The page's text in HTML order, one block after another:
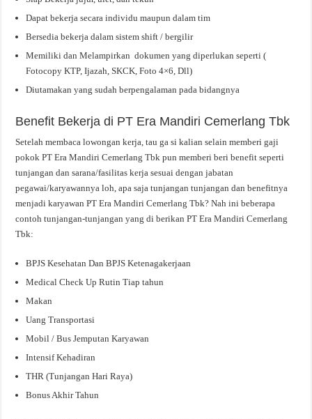
Dapat bekerja secara individu maupun dalam tim
Bersedia bekerja dalam sistem shift / bergilir
Memiliki dan Melampirkan dokumen yang diperlukan seperti (
Fotocopy KTP, Ijazah, SKCK, Foto 4×6, Dll)
Diutamakan yang sudah berpengalaman pada bidangnya
Benefit Bekerja di PT Era Mandiri Cemerlang Tbk
Setelah membaca lowongan kerja, tau ga si kalian selain memberi gaji
pokok PT Era Mandiri Cemerlang Tbk pun memberi beri benefit seperti
tunjangan dan sarana/fasilitas kerja sesuai dengan jabatan
pegawai/karyawannya loh, apa saja tunjangan tunjangan dan benefitnya
menjadi karyawan PT Era Mandiri Cemerlang Tbk? Nah ini beberapa
contoh tunjangan-tunjangan yang di berikan PT Era Mandiri Cemerlang
Tbk:
BPJS Kesehatan Dan BPJS Ketenagakerjaan
Medical Check Up Rutin Tiap tahun
Makan
Uang Transportasi
Mobil / Bus Jemputan Karyawan
Intensif Kehadiran
THR (Tunjangan Hari Raya)
Bonus Akhir Tahun